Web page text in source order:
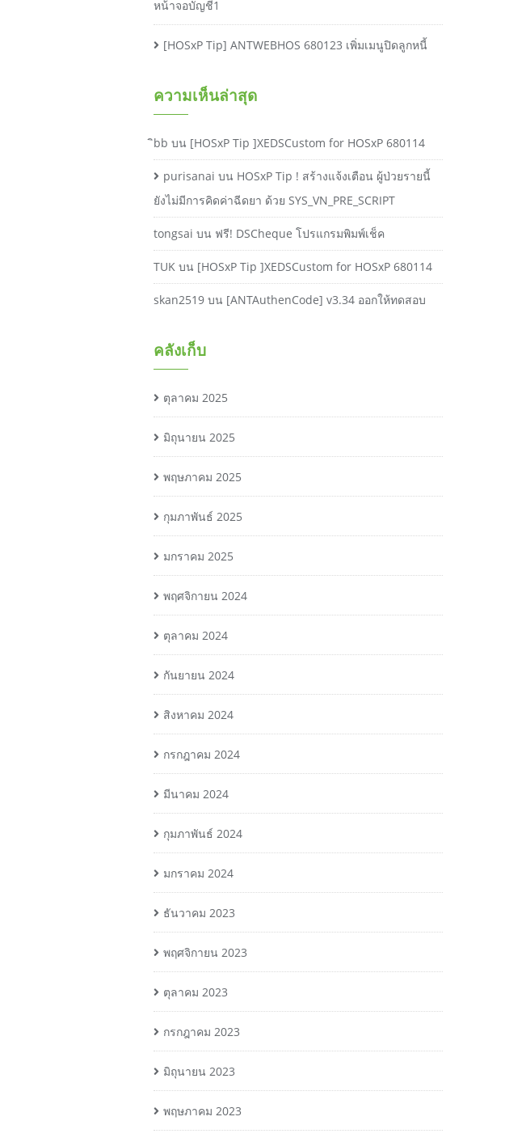
หน้าจอบัญชี1
[HOSxP Tip] ANTWEBHOS 680123 เพิ่มเมนูปิดลูกหนี้
ความเห็นล่าสุด
ิbb บน [HOSxP Tip ]XEDSCustom for HOSxP 680114
purisanai บน HOSxP Tip ! สร้างแจ้งเตือน ผู้ป่วยรายนี้
ยังไม่มีการคิดค่าฉีดยา ด้วย SYS_VN_PRE_SCRIPT
tongsai บน ฟรี! DSCheque โปรแกรมพิมพ์เช็ค
TUK บน [HOSxP Tip ]XEDSCustom for HOSxP 680114
skan2519 บน [ANTAuthenCode] v3.34 ออกให้ทดสอบ
คลังเก็บ
ตุลาคม 2025
มิถุนายน 2025
พฤษภาคม 2025
กุมภาพันธ์ 2025
มกราคม 2025
พฤศจิกายน 2024
ตุลาคม 2024
กันยายน 2024
สิงหาคม 2024
กรกฎาคม 2024
มีนาคม 2024
กุมภาพันธ์ 2024
มกราคม 2024
ธันวาคม 2023
พฤศจิกายน 2023
ตุลาคม 2023
กรกฎาคม 2023
มิถุนายน 2023
พฤษภาคม 2023